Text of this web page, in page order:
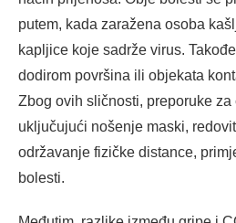
putem, kada zaražena osoba
kapljice koje sadrže virus.
dodirom površina ili objekata
Zbog ovih sličnosti, preporuke
uključujući nošenje maski,
održavanje fizičke distance,
bolesti.